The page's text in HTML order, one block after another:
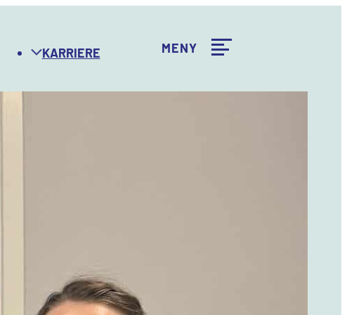
KARRIERE MENY
Karriere